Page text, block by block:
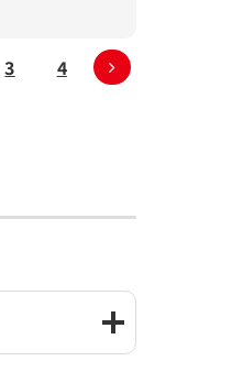
3 4